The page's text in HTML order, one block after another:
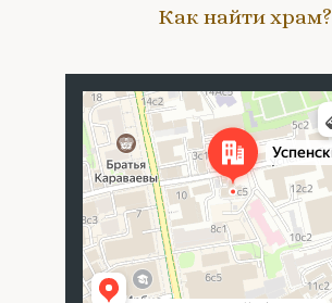
Как найти храм?
Москва
Успенский переулок, 4с5 — Яндекс Карты